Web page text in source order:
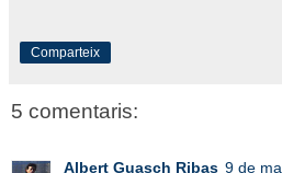
Comparteix
5 comentaris:
Albert Guasch Ribas 9 de